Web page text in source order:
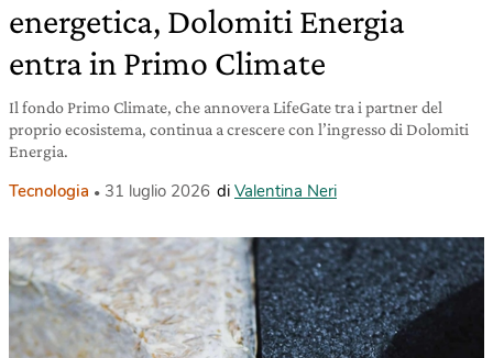
energetica, Dolomiti Energia
entra in Primo Climate
Il fondo Primo Climate, che annovera LifeGate tra i partner del
proprio ecosistema, continua a crescere con l’ingresso di Dolomiti
Energia.
Tecnologia 31 luglio 2026 di Valentina Neri